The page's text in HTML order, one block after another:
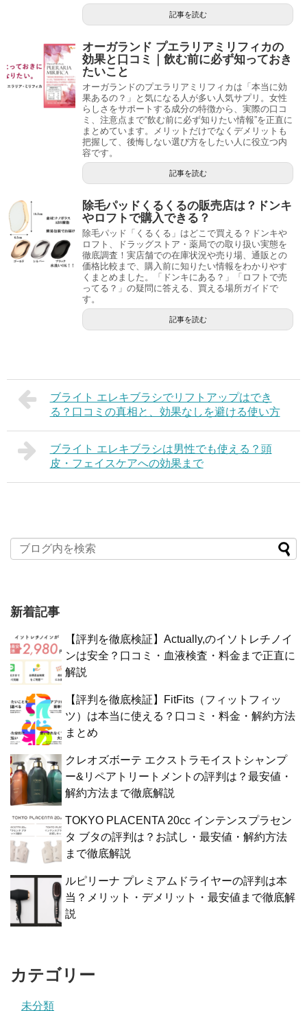
記事を読む
オーガランド プエラリアミリフィカの
効果と口コミ｜飲む前に必ず知っておき
たいこと
オーガランドのプエラリアミリフィカは「本当に効
果あるの？」と気になる人が多い人気サプリ。女性
らしさをサポートする成分の特徴から、実際の口コ
ミ、注意点まで“飲む前に必ず知りたい情報”を正直に
まとめています。メリットだけでなくデメリットも
把握して、後悔しない選び方をしたい人に役立つ内
容です。
記事を読む
除毛パッドくるくるの販売店は？ドンキ
やロフトで購入できる？
除毛パッド「くるくる」はどこで買える？ドンキや
ロフト、ドラッグストア・薬局での取り扱い実態を
徹底調査！実店舗での在庫状況や売り場、通販との
価格比較まで、購入前に知りたい情報をわかりやす
くまとめました。「ドンキにある？」「ロフトで売
ってる？」の疑問に答える、買える場所ガイドで
す。
記事を読む
ブライト エレキブラシでリフトアップはでき
る？口コミの真相と、効果なしを避ける使い方
ブライト エレキブラシは男性でも使える？頭
皮・フェイスケアへの効果まで
新着記事
【評判を徹底検証】Actually,のイソトレチノイ
ンは安全？口コミ・血液検査・料金まで正直に
解説
【評判を徹底検証】FitFits（フィットフィッ
ツ）は本当に使える？口コミ・料金・解約方法
まとめ
クレオズボーテ エクストラモイストシャンプ
ー&リペアトリートメントの評判は？最安値・
解約方法まで徹底解説
TOKYO PLACENTA 20cc インテンスプラセン
タ ブタの評判は？お試し・最安値・解約方法
まで徹底解説
ルピリーナ プレミアムドライヤーの評判は本
当？メリット・デメリット・最安値まで徹底解
説
カテゴリー
未分類